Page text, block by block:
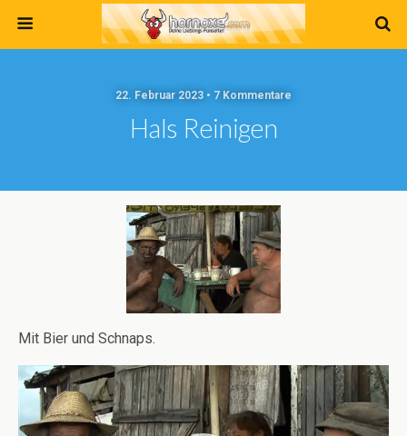
22. Februar 2023 • 7 Kommentare
Hals Reinigen
Mit Bier und Schnaps.
Video-
Player